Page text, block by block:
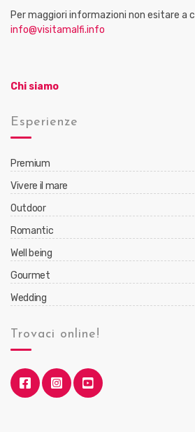
Per maggiori informazioni non esitare a
info@visitamalfi.info
Chi siamo
Esperienze
Premium
Vivere il mare
Outdoor
Romantic
Well being
Gourmet
Wedding
Trovaci online!